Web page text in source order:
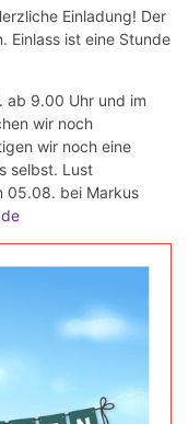
Einladung! Der
Einlass ist eine Stunde
ab 9.00 Uhr und im
wir noch
wir noch eine
selbst. Lust
05.08. bei Markus